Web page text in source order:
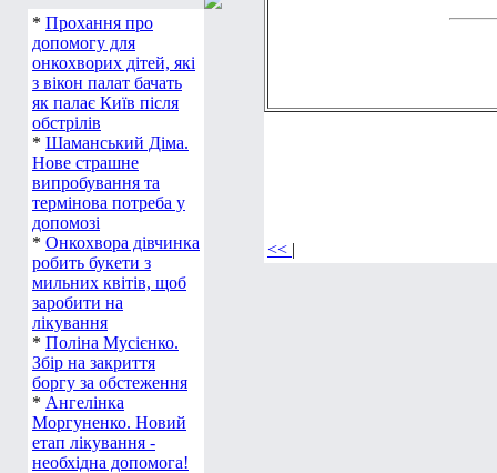
* Прохання про
допомогу для
онкохворих дітей, які
з вікон палат бачать
як палає Київ після
обстрілів
* Шаманський Діма.
Нове страшне
випробування та
термінова потреба у
допомозі
* Онкохвора дівчинка
робить букети з
мильних квітів, щоб
заробити на
лікування
* Поліна Мусієнко.
Збір на закриття
боргу за обстеження
* Ангелінка
Моргуненко. Новий
етап лікування -
необхідна допомога!
<< |